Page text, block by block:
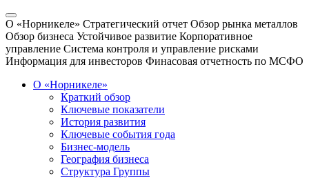
О «Норникеле» Стратегический отчет Обзор рынка металлов
Обзор бизнеса Устойчивое развитие Корпоративное
управление Система контроля и управление рисками
Информация для инвесторов Финасовая отчетность по МСФО
О «Норникеле»
Краткий обзор
Ключевые показатели
История развития
Ключевые события года
Бизнес-модель
География бизнеса
Структура Группы